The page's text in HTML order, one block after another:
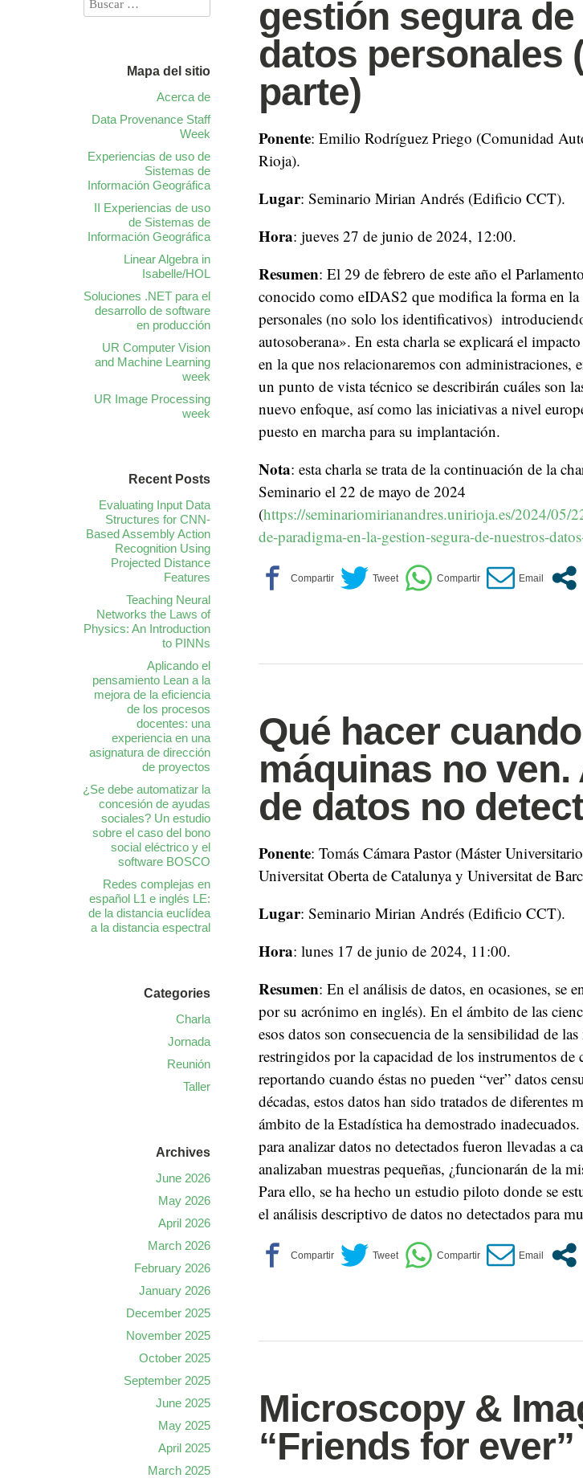
gestión segura
datos personales
parte)
Ponente: Emilio Rodríguez Priego (Comunidad
Rioja).
Lugar: Seminario Mirian Andrés (Edificio CCT).
Hora: jueves 27 de junio de 2024, 12:00.
Resumen: El 29 de febrero de este año el
conocido como eIDAS2 que modifica la forma en la
personales (no solo los identificativos)
autosoberana». En esta charla se explicará el
en la que nos relacionaremos con administraciones,
un punto de vista técnico se describirán cuáles son
nuevo enfoque, así como las iniciativas a nivel
puesto en marcha para su implantación.
Nota: esta charla se trata de la continuación de la
Seminario el 22 de mayo de 2024
(https://seminariomirianandres.unirioja.es/2024/05/
de-paradigma-en-la-gestion-segura-de-nuestros-
Qué hacer
máquinas no
de datos no
Ponente: Tomás Cámara Pastor (Máster
Universitat Oberta de Catalunya y Universitat de
Lugar: Seminario Mirian Andrés (Edificio CCT).
Hora: lunes 17 de junio de 2024, 11:00.
Resumen: En el análisis de datos, en ocasiones, se
por su acrónimo en inglés). En el ámbito de las
esos datos son consecuencia de la sensibilidad de
restringidos por la capacidad de los instrumentos
reportando cuando éstas no pueden “ver” datos
décadas, estos datos han sido tratados de diferentes
ámbito de la Estadística ha demostrado
para analizar datos no detectados fueron llevadas a
analizaban muestras pequeñas, ¿funcionarán de la
Para ello, se ha hecho un estudio piloto donde se
el análisis descriptivo de datos no detectados para
Microscopy &
“Friends for ever”
Mapa del sitio
Acerca de
Data Provenance Staff
Week
Experiencias de uso de
Sistemas de
Información Geográfica
II Experiencias de uso
de Sistemas de
Información Geográfica
Linear Algebra in
Isabelle/HOL
Soluciones .NET para el
desarrollo de software
en producción
UR Computer Vision
and Machine Learning
week
UR Image Processing
week
Recent Posts
Evaluating Input Data
Structures for CNN-
Based Assembly Action
Recognition Using
Projected Distance
Features
Teaching Neural
Networks the Laws of
Physics: An Introduction
to PINNs
Aplicando el
pensamiento Lean a la
mejora de la eficiencia
de los procesos
docentes: una
experiencia en una
asignatura de dirección
de proyectos
¿Se debe automatizar la
concesión de ayudas
sociales? Un estudio
sobre el caso del bono
social eléctrico y el
software BOSCO
Redes complejas en
español L1 e inglés LE:
de la distancia euclídea
a la distancia espectral
Categories
Charla
Jornada
Reunión
Taller
Archives
June 2026
May 2026
April 2026
March 2026
February 2026
January 2026
December 2025
November 2025
October 2025
September 2025
June 2025
May 2025
April 2025
March 2025